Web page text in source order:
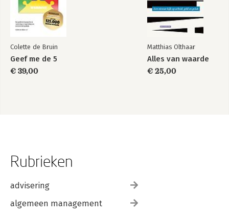
Colette de Bruin
Geef me de 5
€ 39,00
Matthias Olthaar
Alles van waarde
€ 25,00
Rubrieken
advisering
algemeen management